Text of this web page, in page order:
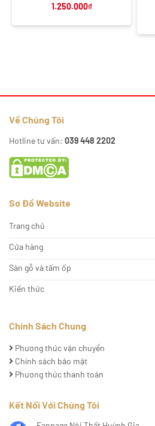
1.250.000₫
Về Chúng Tôi
Hotline tư vấn: 039 448 2202
Sơ Đồ Website
Trang chủ
Cửa hàng
Sàn gỗ và tấm ốp
Kiến thức
Chính Sách Chung
Phương thức vận chuyển
Chính sách bảo mật
Phương thức thanh toán
Kết Nối Với Chúng Tôi